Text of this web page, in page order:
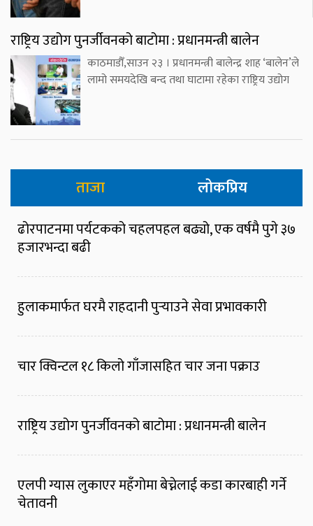
राष्ट्रिय उद्योग पुनर्जीवनको बाटोमा : प्रधानमन्त्री बालेन
काठमाडौँ,साउन २३ । प्रधानमन्त्री बालेन्द्र शाह ‘बालेन’ले
लामो समयदेखि बन्द तथा घाटामा रहेका राष्ट्रिय उद्योग
ताजा लोकप्रिय
ढोरपाटनमा पर्यटकको चहलपहल बढ्यो, एक वर्षमै पुगे ३७
हजारभन्दा बढी
हुलाकमार्फत घरमै राहदानी पुर्‍याउने सेवा प्रभावकारी
चार क्विन्टल १८ किलो गाँजासहित चार जना पक्राउ
राष्ट्रिय उद्योग पुनर्जीवनको बाटोमा : प्रधानमन्त्री बालेन
एलपी ग्यास लुकाएर महँगोमा बेच्नेलाई कडा कारबाही गर्ने
चेतावनी